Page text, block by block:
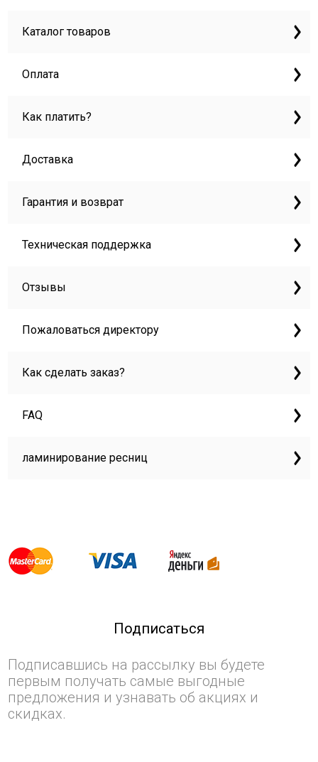
Каталог товаров
Оплата
Как платить?
Доставка
Гарантия и возврат
Техническая поддержка
Отзывы
Пожаловаться директору
Как сделать заказ?
FAQ
ламинирование ресниц
Подписаться
Подписавшись на рассылку вы будете
первым получать самые выгодные
предложения и узнавать об акциях и
скидках.